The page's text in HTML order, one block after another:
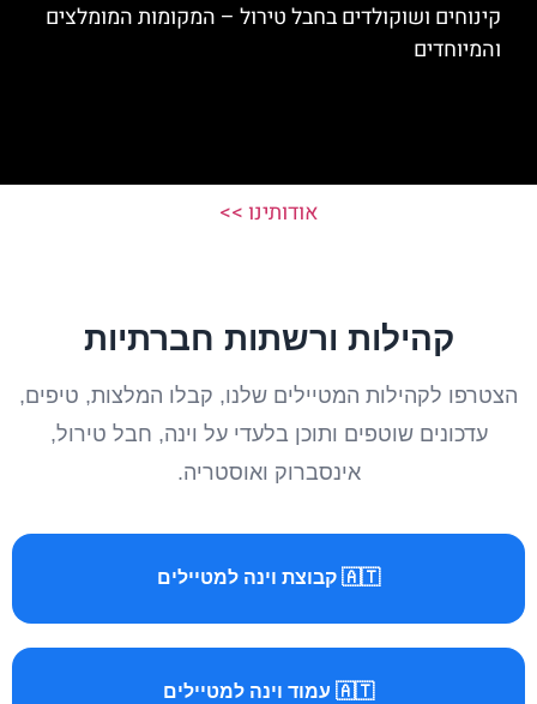
קינוחים ושוקולדים בחבל טירול – המקומות המומלצים
והמיוחדים
אודותינו >>
קהילות ורשתות חברתיות
הצטרפו לקהילות המטיילים שלנו, קבלו המלצות, טיפים,
עדכונים שוטפים ותוכן בלעדי על וינה, חבל טירול,
אינסברוק ואוסטריה.
🇦🇹 קבוצת וינה למטיילים
🇦🇹 עמוד וינה למטיילים